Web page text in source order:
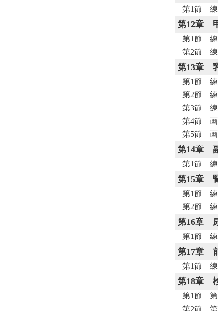
第1節 練
第12章
第1節 練
第2節 練
第13章
第1節 練
第2節 練
第3節 練
第4節 画
第5節 画
第14章
第1節 練
第15章
第1節 練
第2節 練
第16章
第1節 練
第17章
第1節 練
第18章
第1節 第
第2節 第